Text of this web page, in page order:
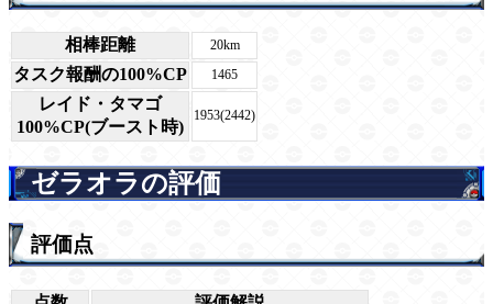
相棒距離 20km
タスク報酬の100%CP 1465
レイド・タマゴ
100%CP(ブースト時)
1953(2442)
ゼラオラの評価
評価点